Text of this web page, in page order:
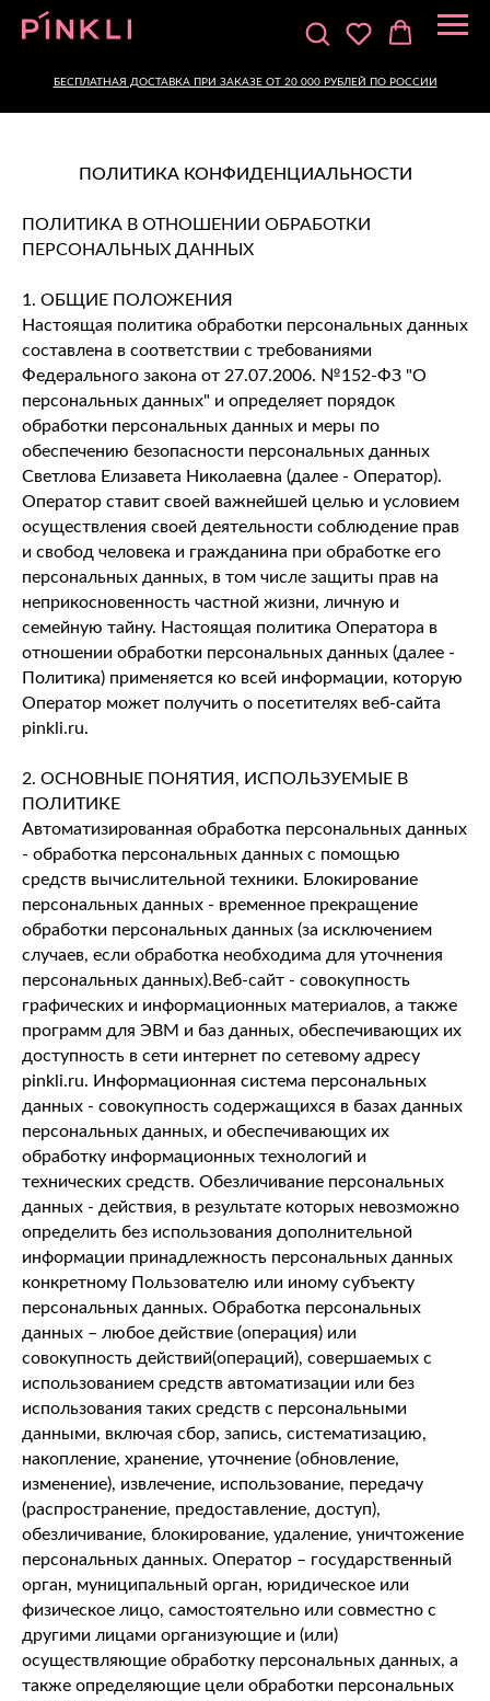
БЕСПЛАТНАЯ ДОСТАВКА ПРИ ЗАКАЗЕ ОТ 20 000 РУБЛЕЙ ПО РОССИИ
ПОЛИТИКА КОНФИДЕНЦИАЛЬНОСТИ
ПОЛИТИКА В ОТНОШЕНИИ ОБРАБОТКИ
ПЕРСОНАЛЬНЫХ ДАННЫХ
1. ОБЩИЕ ПОЛОЖЕНИЯ
Настоящая политика обработки персональных данных
составлена в соответствии с требованиями
Федерального закона от 27.07.2006. №152-ФЗ "О
персональных данных" и определяет порядок
обработки персональных данных и меры по
обеспечению безопасности персональных данных
Светлова Елизавета Николаевна (далее - Оператор).
Оператор ставит своей важнейшей целью и условием
осуществления своей деятельности соблюдение прав
и свобод человека и гражданина при обработке его
персональных данных, в том числе защиты прав на
неприкосновенность частной жизни, личную и
семейную тайну. Настоящая политика Оператора в
отношении обработки персональных данных (далее -
Политика) применяется ко всей информации, которую
Оператор может получить о посетителях веб-сайта
pinkli.ru.
2. ОСНОВНЫЕ ПОНЯТИЯ, ИСПОЛЬЗУЕМЫЕ В
ПОЛИТИКЕ
Автоматизированная обработка персональных данных
- обработка персональных данных с помощью
средств вычислительной техники. Блокирование
персональных данных - временное прекращение
обработки персональных данных (за исключением
случаев, если обработка необходима для уточнения
персональных данных).Веб-сайт - совокупность
графических и информационных материалов, а также
программ для ЭВМ и баз данных, обеспечивающих их
доступность в сети интернет по сетевому адресу
pinkli.ru. Информационная система персональных
данных - совокупность содержащихся в базах данных
персональных данных, и обеспечивающих их
обработку информационных технологий и
технических средств. Обезличивание персональных
данных - действия, в результате которых невозможно
определить без использования дополнительной
информации принадлежность персональных данных
конкретному Пользователю или иному субъекту
персональных данных. Обработка персональных
данных – любое действие (операция) или
совокупность действий(операций), совершаемых с
использованием средств автоматизации или без
использования таких средств с персональными
данными, включая сбор, запись, систематизацию,
накопление, хранение, уточнение (обновление,
изменение), извлечение, использование, передачу
(распространение, предоставление, доступ),
обезличивание, блокирование, удаление, уничтожение
персональных данных. Оператор – государственный
орган, муниципальный орган, юридическое или
физическое лицо, самостоятельно или совместно с
другими лицами организующие и (или)
осуществляющие обработку персональных данных, а
также определяющие цели обработки персональных